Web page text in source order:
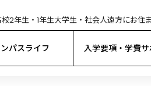
校2年生・1年生大学生・社会人遠方にお住
パスライフ 入学要項・学費サ